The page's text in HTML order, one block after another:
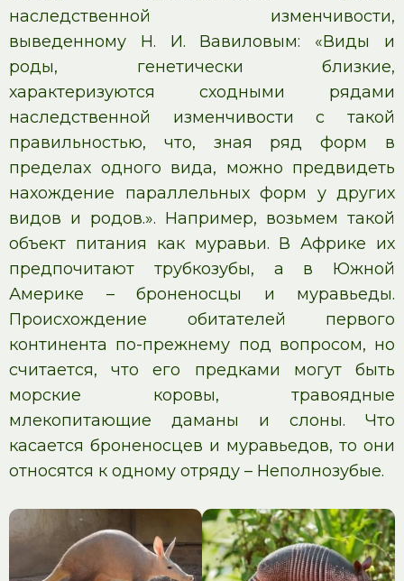
наследственной изменчивости,
выведенному Н. И. Вавиловым: «Виды и
роды, генетически близкие,
характеризуются сходными рядами
наследственной изменчивости с такой
правильностью, что, зная ряд форм в
пределах одного вида, можно предвидеть
нахождение параллельных форм у других
видов и родов.». Например, возьмем такой
объект питания как муравьи. В Африке их
предпочитают трубкозубы, а в Южной
Америке – броненосцы и муравьеды.
Происхождение обитателей первого
континента по-прежнему под вопросом, но
считается, что его предками могут быть
морские коровы, травоядные
млекопитающие даманы и слоны. Что
касается броненосцев и муравьедов, то они
относятся к одному отряду – Неполнозубые.